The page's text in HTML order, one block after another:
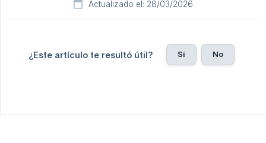
Actualizado el: 28/03/2026
¿Este artículo te resultó útil? Sí No